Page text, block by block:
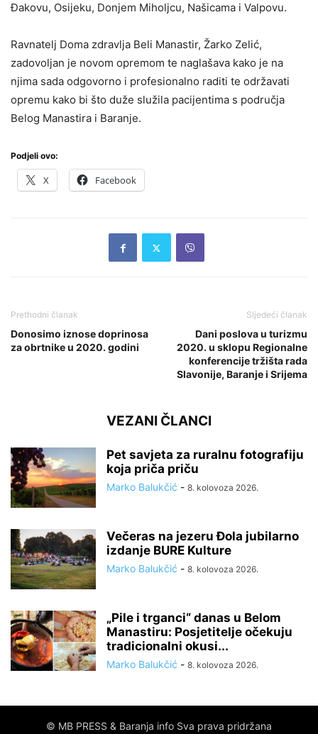
Đakovu, Osijeku, Donjem Miholjcu, Našicama i Valpovu.
Ravnatelj Doma zdravlja Beli Manastir, Žarko Zelić,
zadovoljan je novom opremom te naglašava kako je na
njima sada odgovorno i profesionalno raditi te održavati
opremu kako bi što duže služila pacijentima s područja
Belog Manastira i Baranje.
Podjeli ovo:
X Facebook
Prethodni članak
Donosimo iznose doprinosa
za obrtnike u 2020. godini
Sljedeći članak
Dani poslova u turizmu
2020. u sklopu Regionalne
konferencije tržišta rada
Slavonije, Baranje i Srijema
VEZANI ČLANCI
Pet savjeta za ruralnu fotografiju
koja priča priču
Marko Balukčić - 8. kolovoza 2026.
Večeras na jezeru Đola jubilarno
izdanje BURE Kulture
Marko Balukčić - 8. kolovoza 2026.
„Pile i trganci“ danas u Belom
Manastiru: Posjetitelje očekuju
tradicionalni okusi...
Marko Balukčić - 8. kolovoza 2026.
© MB PRESS & Baranja info Sva prava pridržana